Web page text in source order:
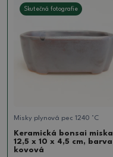
Skutečná fotografie
Misky plynová pec 1240 °C
Keramická bonsai miska
12,5 x 10 x 4,5 cm, barva
kovová